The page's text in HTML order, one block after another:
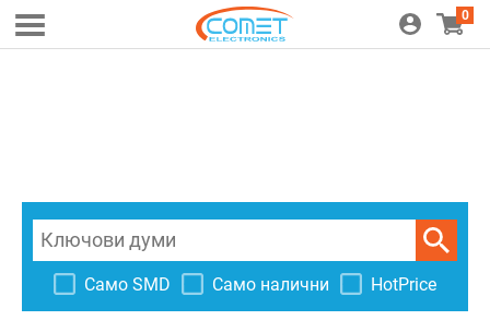
0
Само SMD Само налични HotPrice